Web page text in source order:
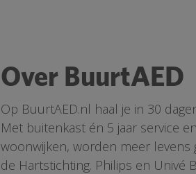
Over BuurtAED
Op BuurtAED.nl haal je in 30
Met buitenkast én 5 jaar service
woonwijken, worden meer levens
de Hartstichting. Philips en Univé